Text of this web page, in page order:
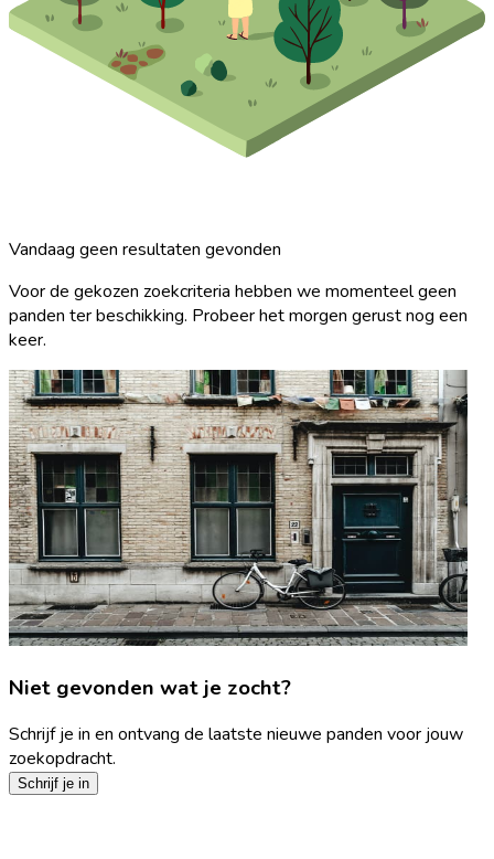
Vandaag geen resultaten gevonden
Voor de gekozen zoekcriteria hebben we momenteel geen
panden ter beschikking. Probeer het morgen gerust nog een
keer.
Niet gevonden wat je zocht?
Schrijf je in en ontvang de laatste nieuwe panden voor jouw
zoekopdracht.
Schrijf je in